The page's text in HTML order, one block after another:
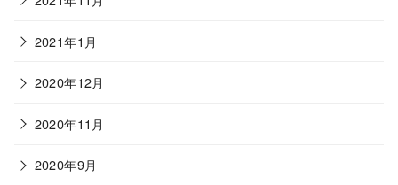
2021年1月
2020年12月
2020年11月
2020年9月